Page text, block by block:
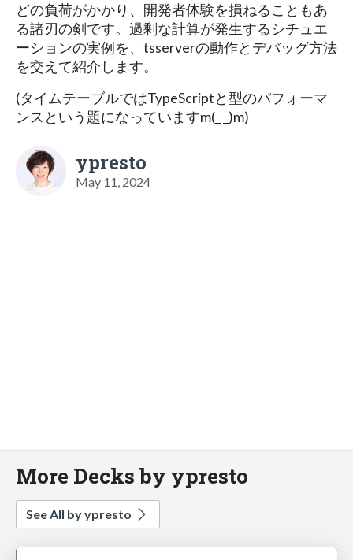
どの負荷がかかり、開発者体験を損ねることもあ
る諸刃の剣です。過剰な計算が発生するシチュエ
ーションの実例を、tsserverの動作とデバッグ方法
を交えて紹介します。
(タイムテーブルではTypeScriptと型のパフォーマ
ンスという題になっていますm(_ _)m)
ypresto
May 11, 2024
More Decks by ypresto
See All by ypresto